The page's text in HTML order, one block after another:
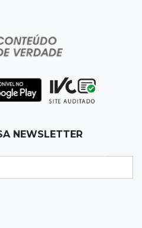
mil a Deodápolis após
estragos
eletricista morto por
NEWSLETTER